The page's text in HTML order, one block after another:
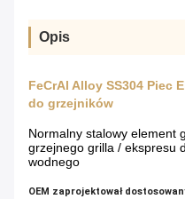
Opis
FeCrAl Alloy SS304 Piec
do grzejników
Normalny stalowy element
grzejnego grilla / ekspresu
wodnego
OEM zaprojektował